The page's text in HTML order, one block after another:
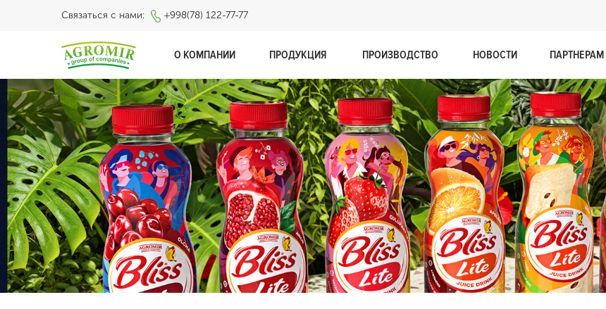
Связаться с нами: +998(78) 122-77-77
О КОМПАНИИ ПРОДУКЦИЯ ПРОИЗВОДСТВО НОВОСТИ ПАРТНЕРАМ
⠀